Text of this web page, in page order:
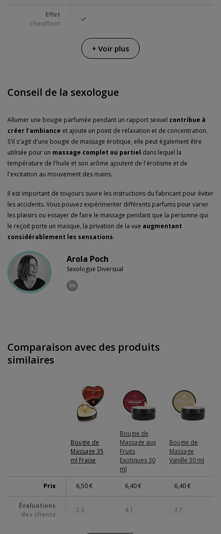
Effet
chauffant
Colis sans distinctifs
+ Voir plus
Conseil de la sexologue
Allumer une bougie parfumée pendant un rapport sexuel contribue à
créer l'ambiance et ajoute un point de relaxation et de concentration.
S'il s'agit d'une bougie de massage érotique, elle peut également être
utilisée pour un massage complet ou partiel dans lequel la
température de l'huile et son arôme ajoutent de l'érotisme et de
l'excitation au mouvement des mains.
Il est important de toujours suivre les instructions du fabricant pour éviter
les accidents. Vous pouvez expérimenter différents parfums pour varier
les plaisirs ou essayer de faire le massage pendant que la personne qui
le reçoit porte un masque, la privation de la vue augmentant
considérablement les sensations.
Arola Poch
Sexologue Diversual
Comparaison avec des produits
similaires
Bougie de
Massage 35
ml Fraise
Bougie de
Massage aux
Fruits
Exotiques 30
ml
Bougie de
Massage
Vanille 30 ml
Prix 6,50 € 6,40 € 6,40 €
Évaluations
des clients
2.3 4.1 3.7